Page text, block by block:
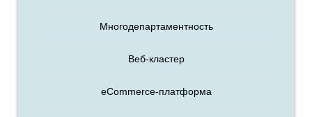
Многодепартаментность
Веб-кластер
eCommerce-платформа